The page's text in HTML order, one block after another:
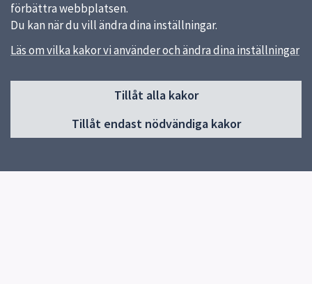
förbättra webbplatsen.
Du kan när du vill ändra dina inställningar.
Läs om vilka kakor vi använder och ändra dina inställningar
Tillåt alla kakor
Tillåt endast nödvändiga kakor